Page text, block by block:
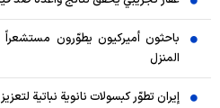
باحثون أميركيون يطوّرون مستشعراً
المنزل
إيران تطوّر كبسولات نانوية نباتية